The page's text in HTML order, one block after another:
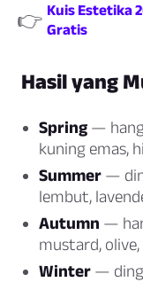
👉 Kuis Estetika
Gratis
Hasil yang
Spring —
kuning emas,
Summer —
lembut,
Autumn —
mustard,
Winter —